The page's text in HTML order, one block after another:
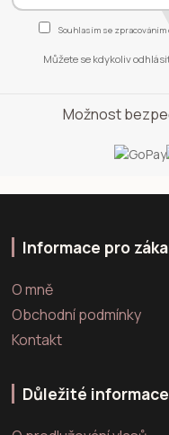
Souhlasím se
Můžete se kdykoliv
Možnost
Informace pro
O mně
Obchodní podmínky
Kontakt
Důležité informace